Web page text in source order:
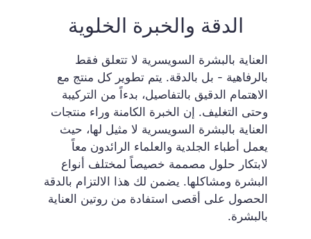
الدقة والخبرة الخلوية
العناية بالبشرة السويسرية لا تتعلق فقط
بالرفاهية - بل بالدقة. يتم تطوير كل منتج مع
الاهتمام الدقيق بالتفاصيل، بدءاً من التركيبة
وحتى التغليف. إن الخبرة الكامنة وراء منتجات
العناية بالبشرة السويسرية لا مثيل لها، حيث
يعمل أطباء الجلدية والعلماء الرائدون معاً
لابتكار حلول مصممة خصيصاً لمختلف أنواع
البشرة ومشاكلها. يضمن لك هذا الالتزام بالدقة
الحصول على أقصى استفادة من روتين العناية
بالبشرة.